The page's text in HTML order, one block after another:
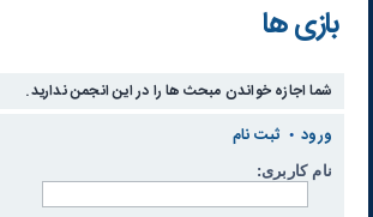
بازی ها
شما اجازه خواندن مبحث ها را در اين انجمن نداريد.
ورود• ثبت نام
نام کاربری: